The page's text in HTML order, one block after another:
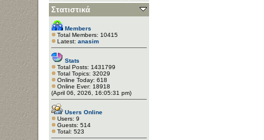
Στατιστικά
Members
Total Members: 10415
Latest: anasim
Stats
Total Posts: 1431799
Total Topics: 32029
Online Today: 618
Online Ever: 18918
(April 06, 2026, 16:05:31 pm)
Users Online
Users: 9
Guests: 514
Total: 523